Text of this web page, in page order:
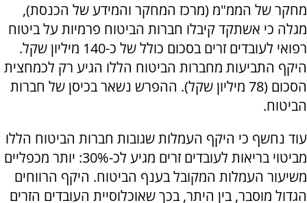
מחקר של הממ"מ (מרכז המחקר והמידע של הכנסת),
מגלה כי אשתקד קיבלו חברות הביטוח פרמיות על ביטוח
רפואי לעובדים זרים בסכום כולל של כ-140 מיליון שקל.
היקף התביעות מחברות הביטוח הללו הגיע רק לכמחצית
הסכום (78 מיליון שקל). ההפרש נשאר בכיסן של חברות
הביטוח.
עוד נחשף כי היקף העמלות שגובות חברות הביטוח הללו
מביטוי בריאות לעובדים זרים מגיע לכ-30%: יותר מכפליים
משיעור העמלות המקובל בענף הביטוח. היקף הרווחים
הגדול מוסבר, בין היתר, בכך שאוכלוסיית העובדים הזרים